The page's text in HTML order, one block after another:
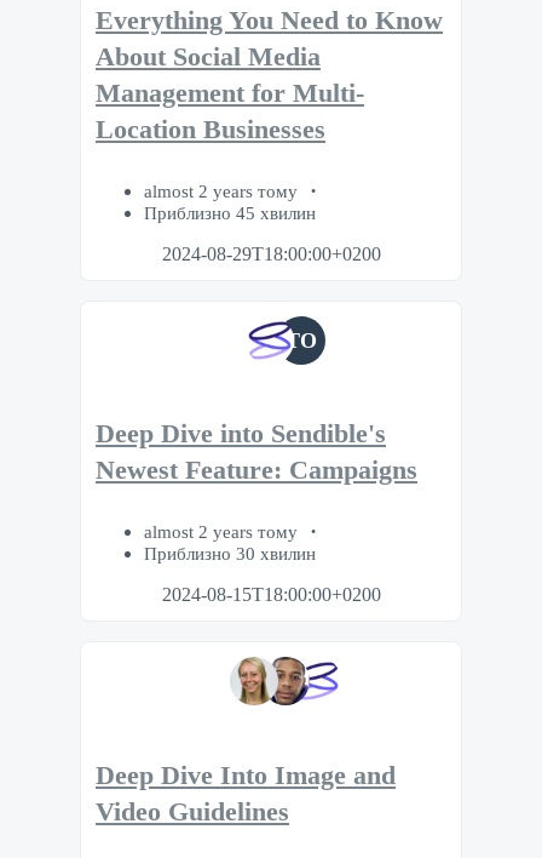
Everything You Need to Know
About Social Media
Management for Multi-
Location Businesses
almost 2 years тому
Приблизно 45 хвилин
2024-08-29T18:00:00+0200
TO
Deep Dive into Sendible's
Newest Feature: Campaigns
almost 2 years тому
Приблизно 30 хвилин
2024-08-15T18:00:00+0200
Deep Dive Into Image and
Video Guidelines